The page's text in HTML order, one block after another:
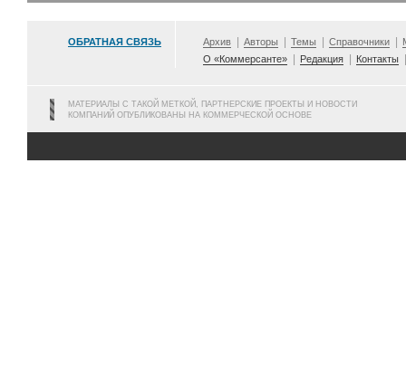
ОБРАТНАЯ СВЯЗЬ Архив Авторы Темы Справочники
О «Коммерсанте»
Редакция Контакты
МАТЕРИАЛЫ С ТАКОЙ МЕТКОЙ, ПАРТНЕРСКИЕ ПРОЕКТЫ И НОВОСТИ
КОМПАНИЙ ОПУБЛИКОВАНЫ НА КОММЕРЧЕСКОЙ ОСНОВЕ